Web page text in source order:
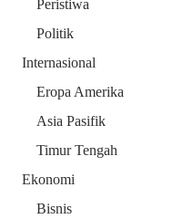
Peristiwa
Politik
Internasional
Eropa Amerika
Asia Pasifik
Timur Tengah
Ekonomi
Bisnis